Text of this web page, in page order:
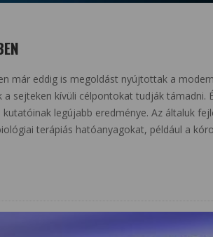
már eddig is megoldást nyújtottak a modern
sejteken kívüli célpontokat tudják támadni.
legújabb eredménye. Az általuk
terápiás hatóanyagokat, például a